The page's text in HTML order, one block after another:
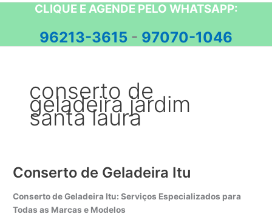
CLIQUE E AGENDE PELO WHATSAPP:
96213-3615 - 97070-1046
conserto de
geladeira jardim
santa laura
Conserto de Geladeira Itu
Conserto de Geladeira Itu: Serviços Especializados para
Todas as Marcas e Modelos